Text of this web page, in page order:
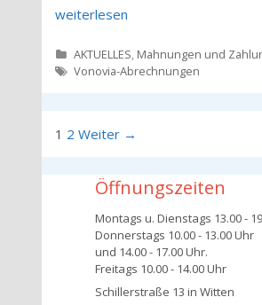
weiterlesen
Kategorien
AKTUELLES, Mahnungen und
Tags
Vonovia-Abrechnungen
Beitrags-
1 2 Weiter →
Öffnungszeiten
Montags u. Dienstags 13.00 -
Donnerstags 10.00 - 13.00 Uhr
und 14.00 - 17.00 Uhr.
Freitags 10.00 - 14.00 Uhr
Schillerstraße 13 in Witten